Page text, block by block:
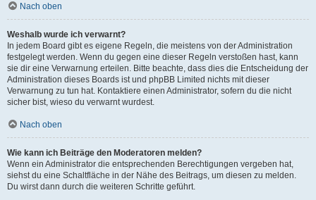
Nach oben
Weshalb wurde ich verwarnt?
In jedem Board gibt es eigene Regeln, die meistens von der Administration
festgelegt werden. Wenn du gegen eine dieser Regeln verstoßen hast, kann
sie dir eine Verwarnung erteilen. Bitte beachte, dass dies die Entscheidung der
Administration dieses Boards ist und phpBB Limited nichts mit dieser
Verwarnung zu tun hat. Kontaktiere einen Administrator, sofern du die nicht
sicher bist, wieso du verwarnt wurdest.
Nach oben
Wie kann ich Beiträge den Moderatoren melden?
Wenn ein Administrator die entsprechenden Berechtigungen vergeben hat,
siehst du eine Schaltfläche in der Nähe des Beitrags, um diesen zu melden.
Du wirst dann durch die weiteren Schritte geführt.